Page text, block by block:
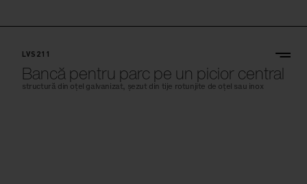
LVS211
Bancă pentru parc pe un picior central
structură din oțel galvanizat, șezut din tije rotunjite de oțel sau inox